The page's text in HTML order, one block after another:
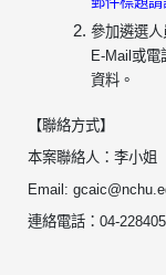
參加遴選
E-Mail或
資料。
【聯絡方式】
本案聯絡人：李小姐
Email:
連絡電話：04-